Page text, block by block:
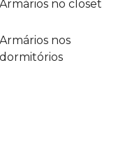
Armários no closet
Armários nos
dormitórios